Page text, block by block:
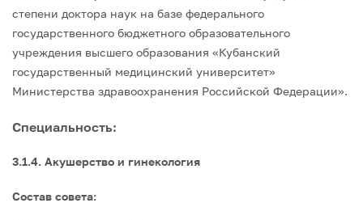
степени доктора наук на базе федерального
государственного бюджетного образовательного
учреждения высшего образования «Кубанский
государственный медицинский университет»
Министерства здравоохранения Российской Федерации».
Специальность:
3.1.4. Акушерство и гинекология
Состав совета: